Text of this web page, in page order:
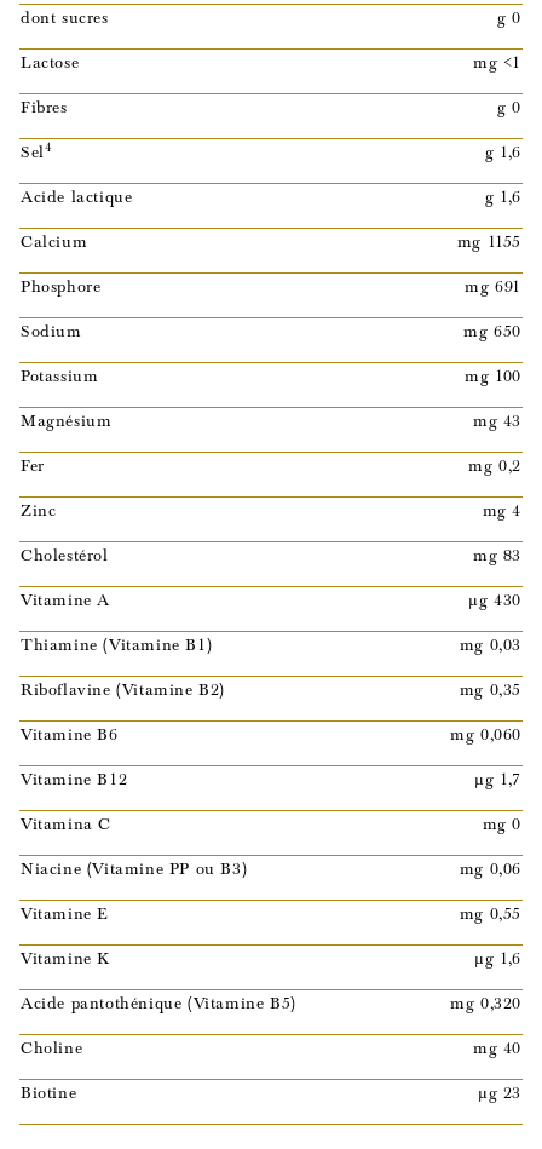
dont sucres
g 0
Lactose
mg <1
Fibres
g 0
Sel4
g 1,6
Acide lactique
g 1,6
Calcium
mg 1155
Phosphore
mg 691
Sodium
mg 650
Potassium
mg 100
Magnésium
mg 43
Fer
mg 0,2
Zinc
mg 4
Cholestérol
mg 83
Vitamine A
µg 430
Thiamine (Vitamine B1)
mg 0,03
Riboflavine (Vitamine B2)
mg 0,35
Vitamine B6
mg 0,060
Vitamine B12
µg 1,7
Vitamina C
mg 0
Niacine (Vitamine PP ou B3)
mg 0,06
Vitamine E
mg 0,55
Vitamine K
µg 1,6
Acide pantothénique (Vitamine B5)
mg 0,320
Choline
mg 40
Biotine
µg 23